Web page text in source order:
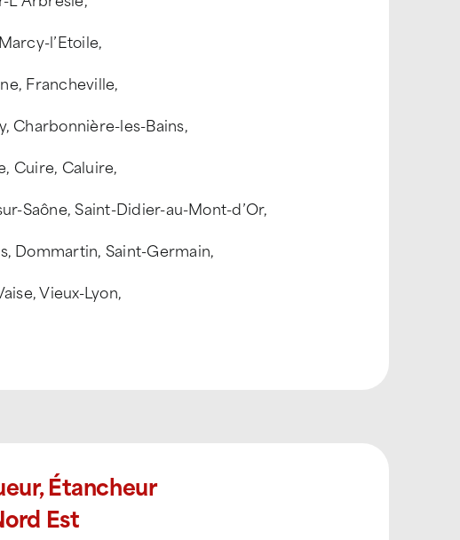
l’Etoile,
Francheville,
Charbonnière-les-Bains,
Cuire, Caluire,
Saône, Saint-Didier-au-Mont-d’Or,
Dommartin, Saint-Germain,
Vieux-Lyon,
Étancheur
Est